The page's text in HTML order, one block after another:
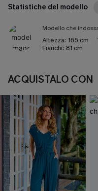
Statistiche del modello
Modello che
Altezza: 165 cm
Fianchi: 81 cm
ACQUISTALO CON